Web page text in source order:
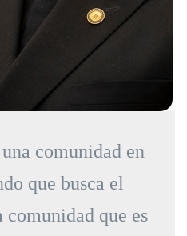
comunidad en
que busca el
que es